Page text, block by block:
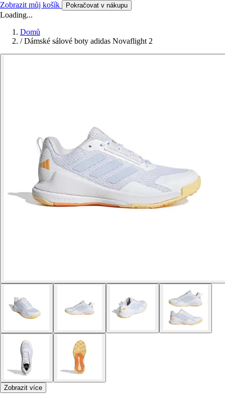
Zobrazit můj košík Pokračovat v nákupu
Loading...
Domů
/ Dámské sálové boty adidas Novaflight 2
Zobrazit více